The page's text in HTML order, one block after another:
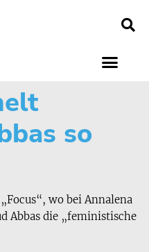
so
wo bei Annalena
Abbas die „feministische